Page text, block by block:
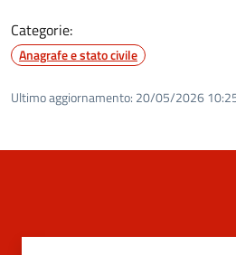
Categorie:
Anagrafe e stato civile
Ultimo aggiornamento: 20/05/2026